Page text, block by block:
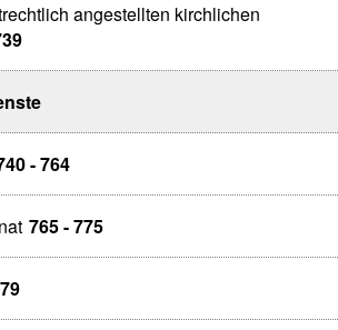
angestellten kirchlichen
- 764
765 - 775